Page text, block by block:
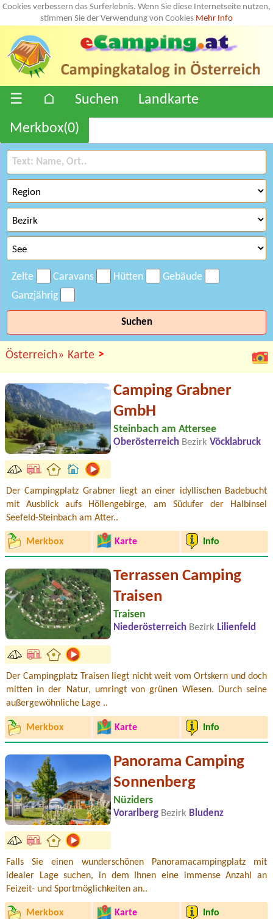
Cookies verbessern das Surferlebnis. Wenn Sie diese Internetseite nutzen,
stimmen Sie der Verwendung von Cookies Mehr Info
☰ ⌂ Suchen
Landkarte
Merkbox(0)
Zelte Caravans Hütten
Gebäude
Ganzjährig
Suchen
Österreich» Karte >
Camping Grabner
GmbH
Steinbach am Attersee
Oberösterreich Bezirk Vöcklabruck
Der Campingplatz Grabner liegt an einer idyllischen Badebucht
mit Ausblick aufs Höllengebirge, am Südufer der Halbinsel
Seefeld-Steinbach am Atter..
Merkbox Karte Info
Terrassen Camping
Traisen
Traisen
Niederösterreich Bezirk Lilienfeld
Der Campingplatz Traisen liegt nicht weit vom Ortskern und doch
mitten in der Natur, umringt von grünen Wiesen. Durch seine
außergewöhnliche Lage ..
Merkbox Karte Info
Panorama Camping
Sonnenberg
Nüziders
Vorarlberg Bezirk Bludenz
Falls Sie einen wunderschönen Panoramacampingplatz mit
idealer Lage suchen, in dem Ihnen eine immense Anzahl an
Feizeit- und Sportmöglichkeiten an..
Merkbox Karte Info